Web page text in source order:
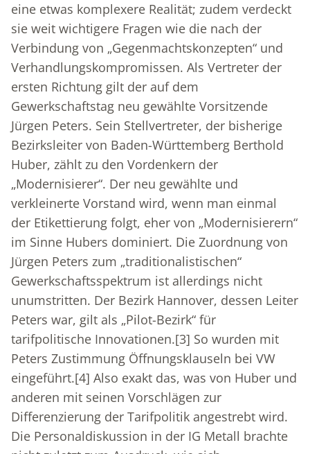
eine etwas komplexere Realität; zudem verdeckt
sie weit wichtigere Fragen wie die nach der
Verbindung von „Gegenmachtskonzepten“ und
Verhandlungskompromissen. Als Vertreter der
ersten Richtung gilt der auf dem
Gewerkschaftstag neu gewählte Vorsitzende
Jürgen Peters. Sein Stellvertreter, der bisherige
Bezirksleiter von Baden-Württemberg Berthold
Huber, zählt zu den Vordenkern der
„Modernisierer“. Der neu gewählte und
verkleinerte Vorstand wird, wenn man einmal
der Etikettierung folgt, eher von „Modernisierern“
im Sinne Hubers dominiert. Die Zuordnung von
Jürgen Peters zum „traditionalistischen“
Gewerkschaftsspektrum ist allerdings nicht
unumstritten. Der Bezirk Hannover, dessen Leiter
Peters war, gilt als „Pilot-Bezirk“ für
tarifpolitische Innovationen.[3] So wurden mit
Peters Zustimmung Öffnungsklauseln bei VW
eingeführt.[4] Also exakt das, was von Huber und
anderen mit seinen Vorschlägen zur
Differenzierung der Tarifpolitik angestrebt wird.
Die Personaldiskussion in der IG Metall brachte